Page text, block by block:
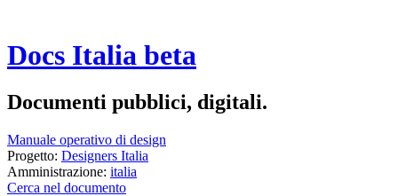
Docs Italia beta
Documenti pubblici, digitali.
Manuale operativo di design
Progetto: Designers Italia
Amministrazione: italia
Cerca nel documento